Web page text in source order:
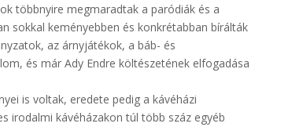
többnyire megmaradtak a paródiák és a
sokkal keményebben és konkrétabban bírálták
az árnyjátékok, a báb- és
és már Ady Endre költészetének elfogadása
is voltak, eredete pedig a kávéházi
irodalmi kávéházakon túl több száz egyéb